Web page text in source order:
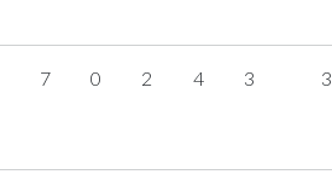
7 0 2 4 3 3